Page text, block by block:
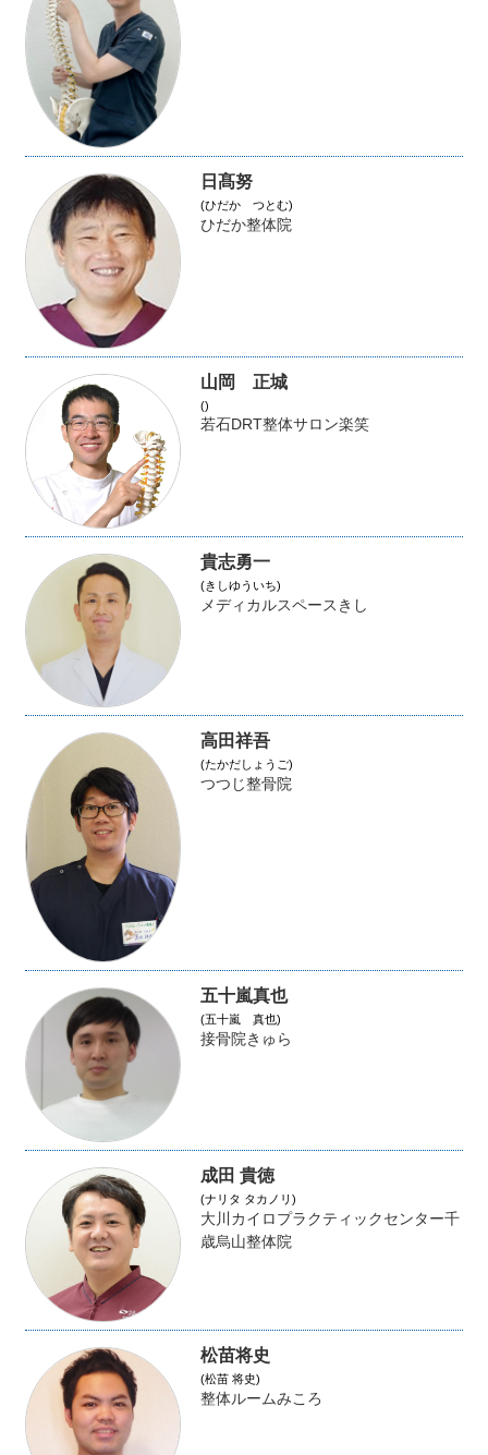
日髙努
(ひだか つとむ)
ひだか整体院
山岡 正城
()
若石DRT整体サロン楽笑
貴志勇一
(きしゆういち)
メディカルスペースきし
高田祥吾
(たかだしょうご)
つつじ整骨院
五十嵐真也
(五十嵐 真也)
接骨院きゅら
成田 貴徳
(ナリタ タカノリ)
大川カイロプラクティックセンター千
歳烏山整体院
松苗将史
(松苗 将史)
整体ルームみころ